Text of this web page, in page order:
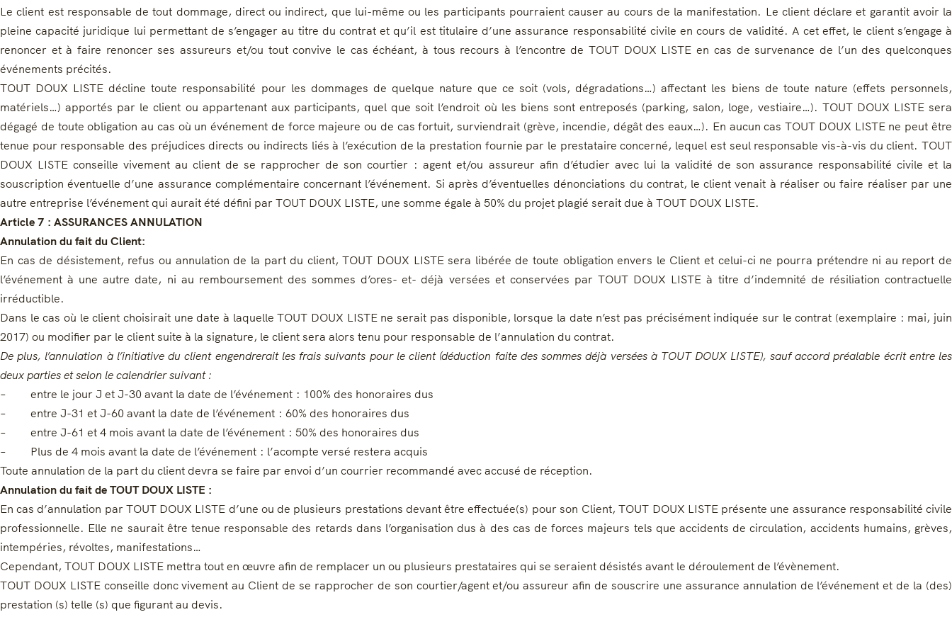
Le client est responsable de tout dommage, direct ou indirect, que lui-même ou les participants pourraient causer au cours de la manifestation. Le client déclare et garantit avoir la
pleine capacité juridique lui permettant de s’engager au titre du contrat et qu’il est titulaire d’une assurance responsabilité civile en cours de validité. A cet effet, le client s’engage à
renoncer et à faire renoncer ses assureurs et/ou tout convive le cas échéant, à tous recours à l’encontre de TOUT DOUX LISTE en cas de survenance de l’un des quelconques
événements précités.
TOUT DOUX LISTE décline toute responsabilité pour les dommages de quelque nature que ce soit (vols, dégradations…) affectant les biens de toute nature (effets personnels,
matériels…) apportés par le client ou appartenant aux participants, quel que soit l’endroit où les biens sont entreposés (parking, salon, loge, vestiaire…). TOUT DOUX LISTE sera
dégagé de toute obligation au cas où un événement de force majeure ou de cas fortuit, surviendrait (grève, incendie, dégât des eaux…). En aucun cas TOUT DOUX LISTE ne peut être
tenue pour responsable des préjudices directs ou indirects liés à l’exécution de la prestation fournie par le prestataire concerné, lequel est seul responsable vis-à-vis du client. TOUT
DOUX LISTE conseille vivement au client de se rapprocher de son courtier : agent et/ou assureur afin d’étudier avec lui la validité de son assurance responsabilité civile et la
souscription éventuelle d’une assurance complémentaire concernant l’événement. Si après d’éventuelles dénonciations du contrat, le client venait à réaliser ou faire réaliser par une
autre entreprise l’événement qui aurait été défini par TOUT DOUX LISTE, une somme égale à 50% du projet plagié serait due à TOUT DOUX LISTE.
Article 7 : ASSURANCES ANNULATION
Annulation du fait du Client:
En cas de désistement, refus ou annulation de la part du client, TOUT DOUX LISTE sera libérée de toute obligation envers le Client et celui-ci ne pourra prétendre ni au report de
l’événement à une autre date, ni au remboursement des sommes d’ores- et- déjà versées et conservées par TOUT DOUX LISTE à titre d’indemnité de résiliation contractuelle
irréductible.
Dans le cas où le client choisirait une date à laquelle TOUT DOUX LISTE ne serait pas disponible, lorsque la date n’est pas précisément indiquée sur le contrat (exemplaire : mai, juin
2017) ou modifier par le client suite à la signature, le client sera alors tenu pour responsable de l’annulation du contrat.
De plus, l’annulation à l’initiative du client engendrerait les frais suivants pour le client (déduction faite des sommes déjà versées à TOUT DOUX LISTE), sauf accord préalable écrit entre les
deux parties et selon le calendrier suivant :
– entre le jour J et J-30 avant la date de l’événement : 100% des honoraires dus
– entre J-31 et J-60 avant la date de l’événement : 60% des honoraires dus
– entre J-61 et 4 mois avant la date de l’événement : 50% des honoraires dus
– Plus de 4 mois avant la date de l’événement : l’acompte versé restera acquis
Toute annulation de la part du client devra se faire par envoi d’un courrier recommandé avec accusé de réception.
Annulation du fait de TOUT DOUX LISTE :
En cas d’annulation par TOUT DOUX LISTE d’une ou de plusieurs prestations devant être effectuée(s) pour son Client, TOUT DOUX LISTE présente une assurance responsabilité civile
professionnelle. Elle ne saurait être tenue responsable des retards dans l’organisation dus à des cas de forces majeurs tels que accidents de circulation, accidents humains, grèves,
intempéries, révoltes, manifestations…
Cependant, TOUT DOUX LISTE mettra tout en œuvre afin de remplacer un ou plusieurs prestataires qui se seraient désistés avant le déroulement de l’évènement.
TOUT DOUX LISTE conseille donc vivement au Client de se rapprocher de son courtier/agent et/ou assureur afin de souscrire une assurance annulation de l’événement et de la (des)
prestation (s) telle (s) que figurant au devis.